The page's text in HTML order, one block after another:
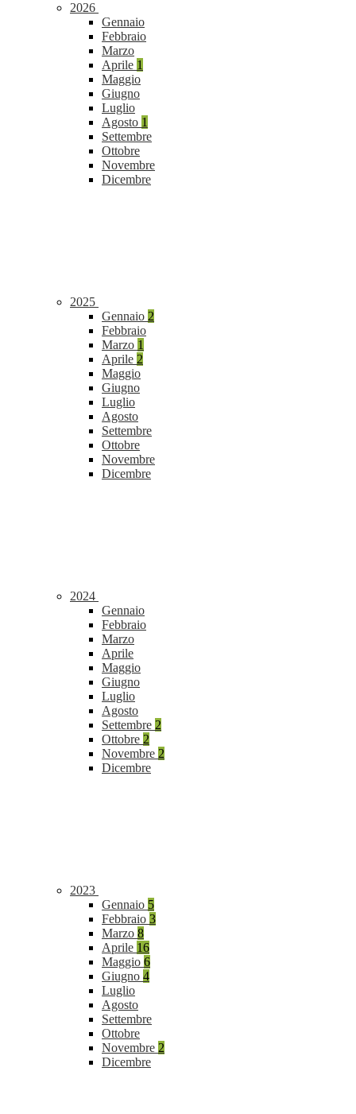
2026
Gennaio
Febbraio
Marzo
Aprile 1
Maggio
Giugno
Luglio
Agosto 1
Settembre
Ottobre
Novembre
Dicembre
2025
Gennaio 2
Febbraio
Marzo 1
Aprile 2
Maggio
Giugno
Luglio
Agosto
Settembre
Ottobre
Novembre
Dicembre
2024
Gennaio
Febbraio
Marzo
Aprile
Maggio
Giugno
Luglio
Agosto
Settembre 2
Ottobre 2
Novembre 2
Dicembre
2023
Gennaio 5
Febbraio 3
Marzo 8
Aprile 16
Maggio 6
Giugno 4
Luglio
Agosto
Settembre
Ottobre
Novembre 2
Dicembre